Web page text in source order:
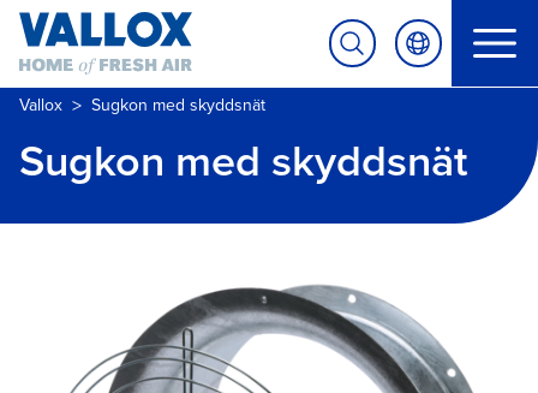
Vallox > Sugkon med skyddsnät
Sugkon med skyddsnät